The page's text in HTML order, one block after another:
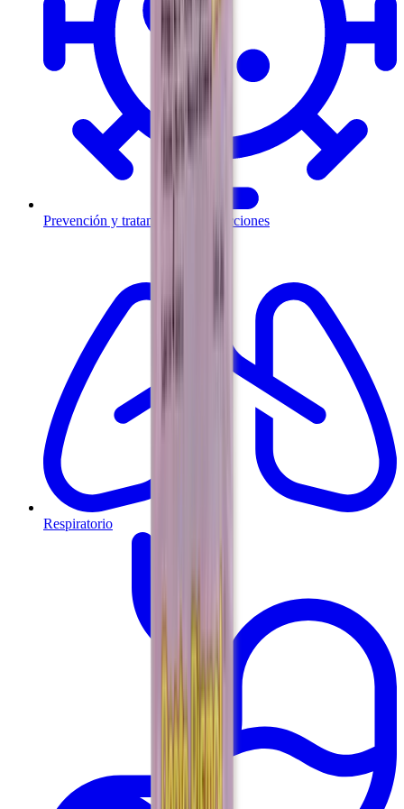
Prevención y tratamiento de infecciones
Respiratorio